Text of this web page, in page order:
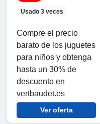
Usado 3 veces
Compre el precio
barato de los juguetes
para niños y obtenga
hasta un 30% de
descuento en
vertbaudet.es
Ver oferta